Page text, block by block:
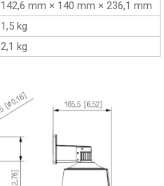
142,6 mm × 140 mm × 236,1 mm
1,5 kg
2,1 kg